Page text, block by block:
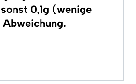
0,1g (wenige